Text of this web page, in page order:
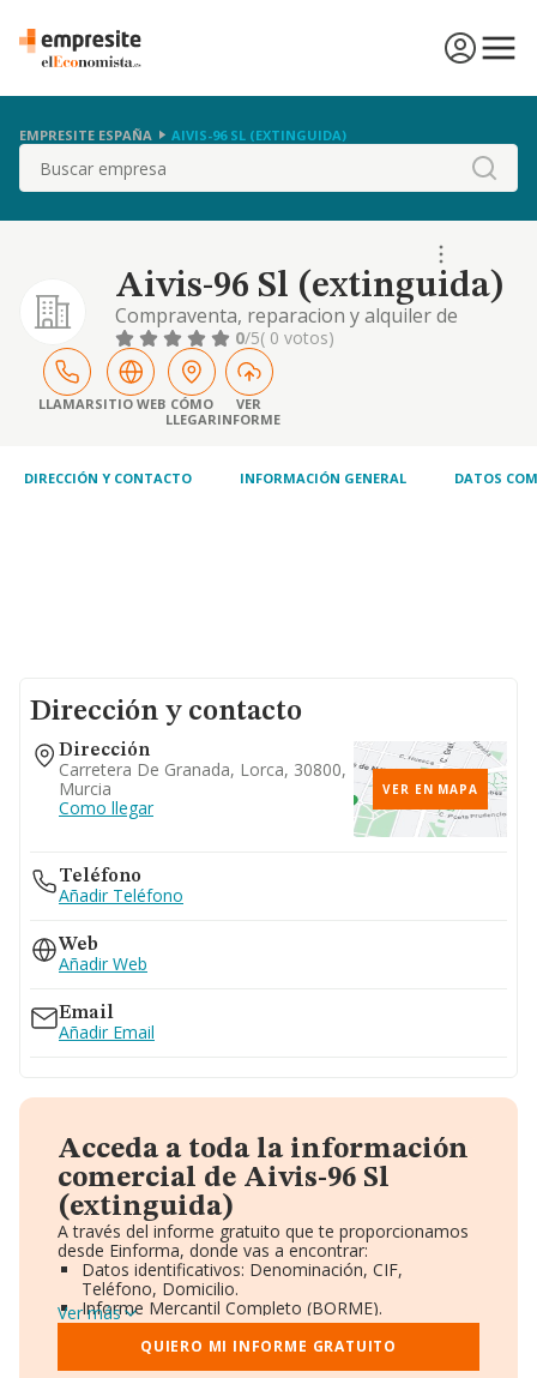
EMPRESITE ESPAÑA AIVIS-96 SL (EXTINGUIDA)
Buscar
Aivis-96 Sl (extinguida)
Compraventa, reparacion y alquiler de
vehiculos. cafe bar, restaurante, sala de baile
y salon de juegos. promocion y construccion
de edificios. directa e indirectamente.
0/5( 0 votos)
LLAMARSITIO WEB CÓMO
LLEGAR
VER
INFORME
DIRECCIÓN Y CONTACTO INFORMACIÓN GENERAL DATOS
Dirección y contacto
Dirección
Carretera De Granada, Lorca, 30800,
Murcia
Como llegar
VER EN MAPA
Teléfono
Añadir Teléfono
Web
Añadir Web
Email
Añadir Email
Acceda a toda la información
comercial de Aivis-96 Sl
(extinguida)
A través del informe gratuito que te proporcionamos
desde Einforma, donde vas a encontrar:
Datos identificativos: Denominación, CIF,
Teléfono, Domicilio.
Informe Mercantil Completo (BORME).
Gráficos de Evolución Ventas y Empleados.
Consejo de Administración y Administradores.
Directivos y Ejecutivos.
Ver más
QUIERO MI INFORME GRATUITO